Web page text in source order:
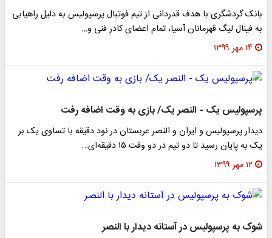
بانک گردشگری با هدف قدردانی از تیم فوتبال پرسپولیس به دلیل راهیابی
به فینال لیگ قهرمانان آسیا، تمام اعضای کادر فنی و…
۱۴ مهر ۱۳۹۹
پرسپولیس یک - النصر یک/ بازی به وقت اضافه رفت
دیدار پرسپولیس و ایران و النصر عربستان در نود دقیقه با تساوی یک بر
یک به پایان رسید تا دو تیم در دو وقت ١۵ دقیقه‌ای…
۱۲ مهر ۱۳۹۹
شوک به پرسپولیس در آستانه دیدار با النصر